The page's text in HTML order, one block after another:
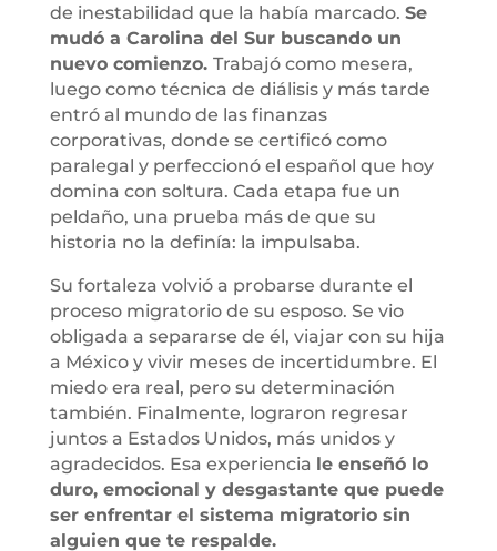
de inestabilidad que la había marcado. Se
mudó a Carolina del Sur buscando un
nuevo comienzo. Trabajó como mesera,
luego como técnica de diálisis y más tarde
entró al mundo de las finanzas
corporativas, donde se certificó como
paralegal y perfeccionó el español que hoy
domina con soltura. Cada etapa fue un
peldaño, una prueba más de que su
historia no la definía: la impulsaba.
Su fortaleza volvió a probarse durante el
proceso migratorio de su esposo. Se vio
obligada a separarse de él, viajar con su hija
a México y vivir meses de incertidumbre. El
miedo era real, pero su determinación
también. Finalmente, lograron regresar
juntos a Estados Unidos, más unidos y
agradecidos. Esa experiencia le enseñó lo
duro, emocional y desgastante que puede
ser enfrentar el sistema migratorio sin
alguien que te respalde.